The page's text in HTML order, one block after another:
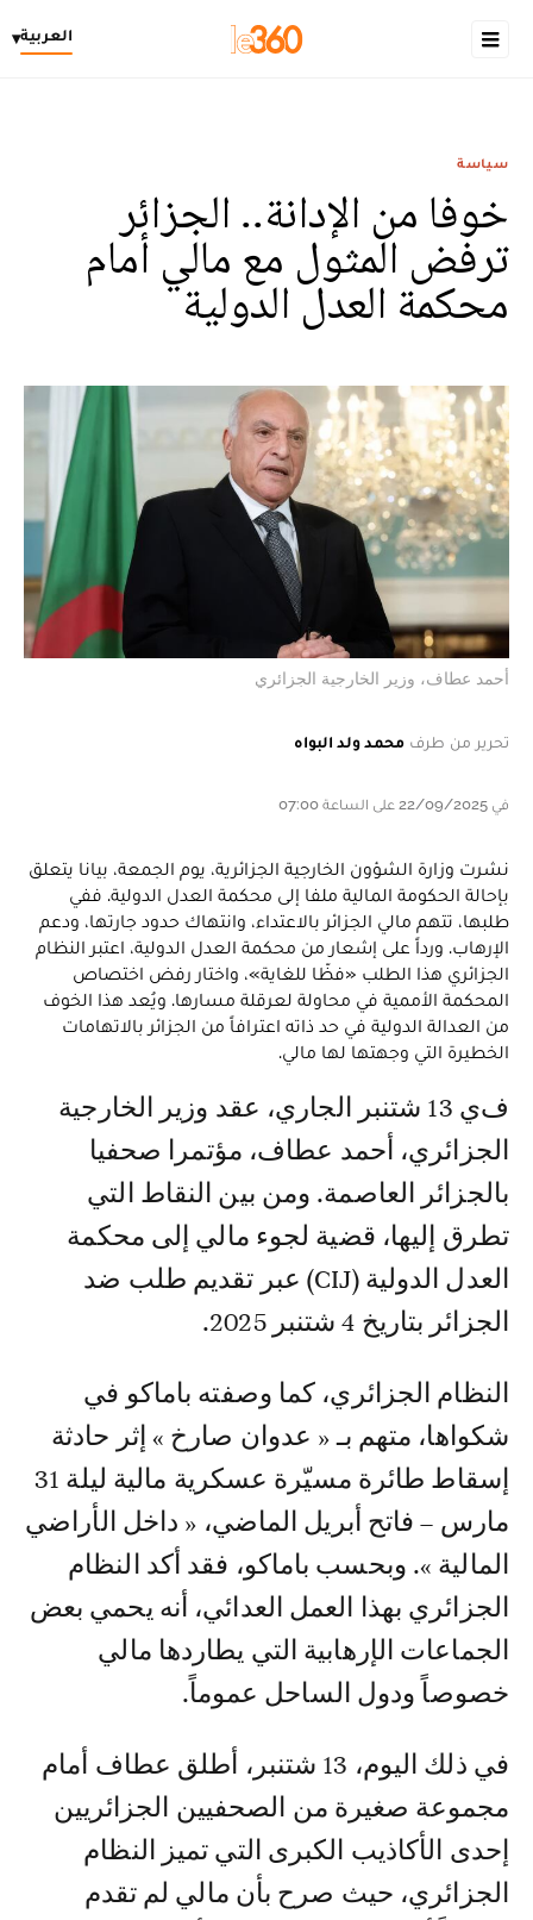
العربية▾
سياسة
خوفا من الإدانة.. الجزائر
ترفض المثول مع مالي أمام
محكمة العدل الدولية
أحمد عطاف، وزير الخارجية الجزائري
تحرير من طرف محمد ولد البواه
في 22/09/2025 على الساعة 07:00
نشرت وزارة الشؤون الخارجية الجزائرية، يوم الجمعة، بيانا يتعلق
بإحالة الحكومة المالية ملفا إلى محكمة العدل الدولية. ففي
طلبها، تتهم مالي الجزائر بالاعتداء، وانتهاك حدود جارتها، ودعم
الإرهاب. ورداً على إشعار من محكمة العدل الدولية، اعتبر النظام
الجزائري هذا الطلب «فظّا للغاية»، واختار رفض اختصاص
المحكمة الأممية في محاولة لعرقلة مسارها. ويُعد هذا الخوف
من العدالة الدولية في حد ذاته اعترافاً من الجزائر بالاتهامات
الخطيرة التي وجهتها لها مالي.
في 13 شتنبر الجاري، عقد وزير الخارجية
الجزائري، أحمد عطاف، مؤتمرا صحفيا
بالجزائر العاصمة. ومن بين النقاط التي
تطرق إليها، قضية لجوء مالي إلى محكمة
العدل الدولية (CIJ) عبر تقديم طلب ضد
الجزائر بتاريخ 4 شتنبر 2025.
النظام الجزائري، كما وصفته باماكو في
شكواها، متهم بـ « عدوان صارخ » إثر حادثة
إسقاط طائرة مسيّرة عسكرية مالية ليلة 31
مارس – فاتح أبريل الماضي، « داخل الأراضي
المالية ». وبحسب باماكو، فقد أكد النظام
الجزائري بهذا العمل العدائي، أنه يحمي بعض
الجماعات الإرهابية التي يطاردها مالي
خصوصاً ودول الساحل عموماً.
في ذلك اليوم، 13 شتنبر، أطلق عطاف أمام
مجموعة صغيرة من الصحفيين الجزائريين
إحدى الأكاذيب الكبرى التي تميز النظام
الجزائري، حيث صرح بأن مالي لم تقدم